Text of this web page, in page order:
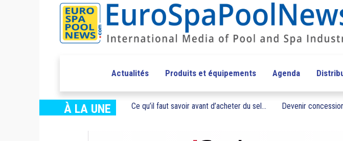
Actualités Produits et équipements Agenda
À LA UNE Ce qu’il faut savoir avant d’acheter du sel... Devenir